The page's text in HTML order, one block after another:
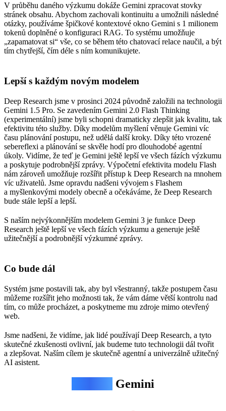
V průběhu daného výzkumu dokáže Gemini zpracovat stovky
stránek obsahu. Abychom zachovali kontinuitu a umožnili následné
otázky, používáme špičkové kontextové okno Gemini s 1 milionem
tokenů doplněné o konfiguraci RAG. To systému umožňuje
„zapamatovat si“ vše, co se během této chatovací relace naučil, a být
tím chytřejší, čím déle s ním komunikujete.
Lepší s každým novým modelem
Deep Research jsme v prosinci 2024 původně založili na technologii
Gemini 1.5 Pro. Se zavedením Gemini 2.0 Flash Thinking
(experimentální) jsme byli schopni dramaticky zlepšit jak kvalitu, tak
efektivitu této služby. Díky modelům myšlení věnuje Gemini víc
času plánování postupu, než udělá další kroky. Díky této vrozené
sebereflexi a plánování se skvěle hodí pro dlouhodobé agentní
úkoly. Vidíme, že teď je Gemini ještě lepší ve všech fázích výzkumu
a poskytuje podrobnější zprávy. Výpočetní efektivita modelu Flash
nám zároveň umožňuje rozšířit přístup k Deep Research na mnohem
víc uživatelů. Jsme opravdu nadšeni vývojem s Flashem
a myšlenkovými modely obecně a očekáváme, že Deep Research
bude stále lepší a lepší.
S naším nejvýkonnějším modelem Gemini 3 je funkce Deep
Research ještě lepší ve všech fázích výzkumu a generuje ještě
užitečnější a podrobnější výzkumné zprávy.
Co bude dál
Systém jsme postavili tak, aby byl všestranný, takže postupem času
můžeme rozšířit jeho možnosti tak, že vám dáme větší kontrolu nad
tím, co může procházet, a poskytneme mu zdroje mimo otevřený
web.
Jsme nadšeni, že vidíme, jak lidé používají Deep Research, a tyto
skutečné zkušenosti ovlivní, jak budeme tuto technologii dál tvořit
a zlepšovat. Naším cílem je skutečně agentní a univerzálně užitečný
AI asistent.
Gemini